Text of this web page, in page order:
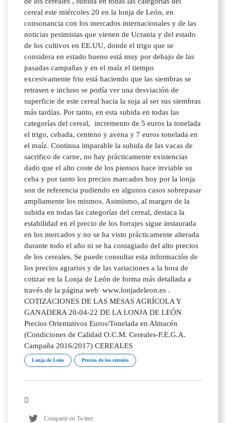
cereal este miércoles 20 en la lonja de León, en
consonancia con los mercados internacionales y de las
noticias pesimistas que vienen de Ucrania y del estado
de los cultivos en EE.UU, donde el trigo que se
considera en estado bueno está muy por debajo de las
pasadas campañas y en el maíz el tiempo
excesivamente frio está haciendo que las siembras se
retrasen e incluso se podía ver una desviación de
superficie de este cereal hacia la soja al ser sus siembras
más tardías. Por tanto, en esta subida en todas las
categorías del cereal, incremento de 5 euros la tonelada
el trigo, cebada, centeno y avena y 7 euros tonelada en
el maíz. Continua imparable la subida de las vacas de
sacrifico de carne, no hay prácticamente existencias
dado que el alto coste de los piensos hace inviable su
ceba y por tanto los precios marcados hoy por la lonja
son de referencia pudiendo en algunos casos sobrepasar
ampliamente los mismos. Asimismo, al margen de la
subida en todas las categorías del cereal, destaca la
estabilidad en el precio de los forrajes sigue instaurada
en los mercados y no se ha visto prácticamente alterada
durante todo el año ni se ha contagiado del alto precios
de los cereales. Se puede consultar esta información de
los precios agrarios y de las variaciones a la hora de
cotizar en la Lonja de León de forma más detallada a
través de la página web www.lonjadeleon.es .
COTIZACIONES DE LAS MESAS AGRÍCOLA Y
GANADERA 20-04-22 DE LA LONJA DE LEÓN
Precios Orientativos Euros/Tonelada en Almacén
(Condiciones de Calidad O.C.M. Cereales-F.E.G.A.
Campaña 2016/2017) CEREALES
Lonja de León Precios de los cereales
Compartir en Twitter